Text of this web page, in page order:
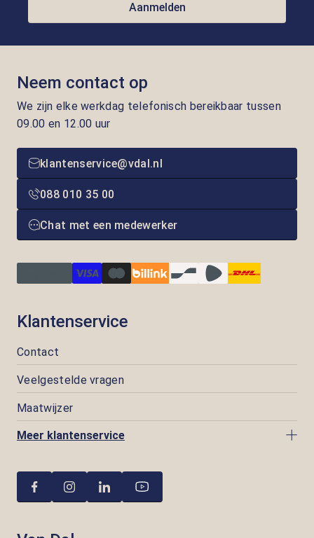
Aanmelden
Neem contact op
We zijn elke werkdag telefonisch bereikbaar tussen
09.00 en 12.00 uur
klantenservice@vdal.nl
088 010 35 00
Chat met een medewerker
Klantenservice
Contact
Veelgestelde vragen
Maatwijzer
Meer klantenservice